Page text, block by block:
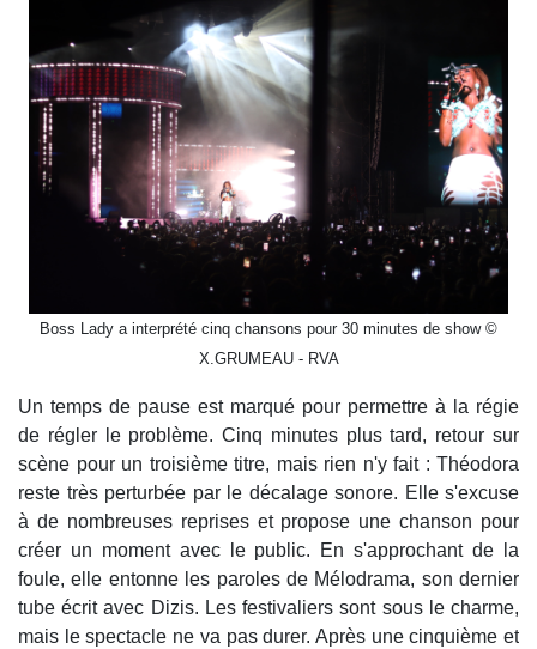
Boss Lady a interprété cinq chansons pour 30 minutes de show ©
X.GRUMEAU - RVA
Un temps de pause est marqué pour permettre à la régie
de régler le problème. Cinq minutes plus tard, retour sur
scène pour un troisième titre, mais rien n'y fait : Théodora
reste très perturbée par le décalage sonore. Elle s'excuse
à de nombreuses reprises et propose une chanson pour
créer un moment avec le public. En s'approchant de la
foule, elle entonne les paroles de Mélodrama, son dernier
tube écrit avec Dizis. Les festivaliers sont sous le charme,
mais le spectacle ne va pas durer. Après une cinquième et